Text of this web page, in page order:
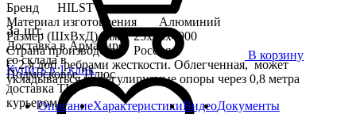
За шт.
Доставка в Армавире
со склада в
Подмосковье. Плюс
доставка ТК,
курьером
В корзину
Купить в 1 клик
Бренд
HILST
Материал изготовления
Алюминий
Размер (ШхВхД), мм
25x35x4000
Страна производства
Россия
С 2-я доп. ребрами жесткости. Облегченная, может
укладываться на регулируемые опоры через 0,8 метра
ОписаниеХарактеристикиВидеоДокументы